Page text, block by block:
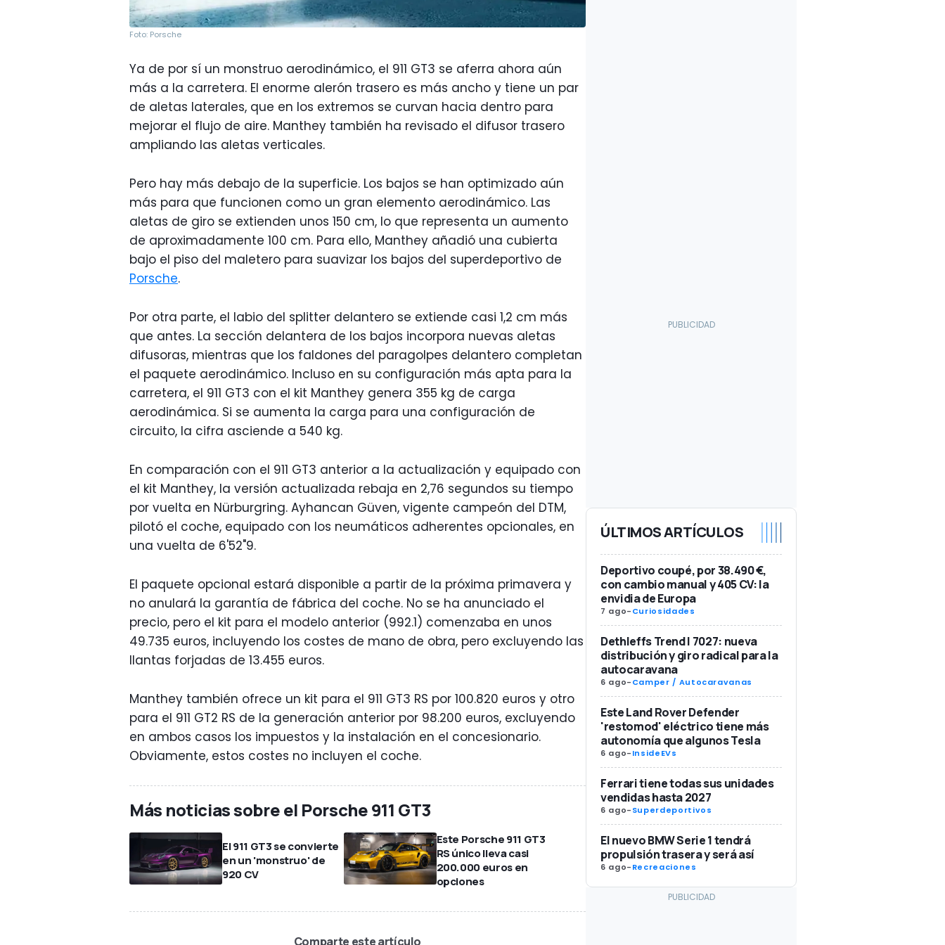
Foto: Porsche
Ya de por sí un monstruo aerodinámico, el 911 GT3 se aferra ahora aún
más a la carretera. El enorme alerón trasero es más ancho y tiene un par
de aletas laterales, que en los extremos se curvan hacia dentro para
mejorar el flujo de aire. Manthey también ha revisado el difusor trasero
ampliando las aletas verticales.
Pero hay más debajo de la superficie. Los bajos se han optimizado aún
más para que funcionen como un gran elemento aerodinámico. Las
aletas de giro se extienden unos 150 cm, lo que representa un aumento
de aproximadamente 100 cm. Para ello, Manthey añadió una cubierta
bajo el piso del maletero para suavizar los bajos del superdeportivo de
Porsche.
Por otra parte, el labio del splitter delantero se extiende casi 1,2 cm más
que antes. La sección delantera de los bajos incorpora nuevas aletas
difusoras, mientras que los faldones del paragolpes delantero completan
el paquete aerodinámico. Incluso en su configuración más apta para la
carretera, el 911 GT3 con el kit Manthey genera 355 kg de carga
aerodinámica. Si se aumenta la carga para una configuración de
circuito, la cifra asciende a 540 kg.
En comparación con el 911 GT3 anterior a la actualización y equipado con
el kit Manthey, la versión actualizada rebaja en 2,76 segundos su tiempo
por vuelta en Nürburgring. Ayhancan Güven, vigente campeón del DTM,
pilotó el coche, equipado con los neumáticos adherentes opcionales, en
una vuelta de 6'52"9.
El paquete opcional estará disponible a partir de la próxima primavera y
no anulará la garantía de fábrica del coche. No se ha anunciado el
precio, pero el kit para el modelo anterior (992.1) comenzaba en unos
49.735 euros, incluyendo los costes de mano de obra, pero excluyendo las
llantas forjadas de 13.455 euros.
Manthey también ofrece un kit para el 911 GT3 RS por 100.820 euros y otro
para el 911 GT2 RS de la generación anterior por 98.200 euros, excluyendo
en ambos casos los impuestos y la instalación en el concesionario.
Obviamente, estos costes no incluyen el coche.
Más noticias sobre el Porsche 911 GT3
El 911 GT3 se convierte
en un 'monstruo' de
920 CV
Este Porsche 911 GT3
RS único lleva casi
200.000 euros en
opciones
Comparte este artículo
ÚLTIMOS ARTÍCULOS
Deportivo coupé, por 38.490 €,
con cambio manual y 405 CV: la
envidia de Europa
7 ago-Curiosidades
Dethleffs Trend I 7027: nueva
distribución y giro radical para la
autocaravana
6 ago-Camper / Autocaravanas
Este Land Rover Defender
'restomod' eléctrico tiene más
autonomía que algunos Tesla
6 ago-InsideEVs
Ferrari tiene todas sus unidades
vendidas hasta 2027
6 ago-Superdeportivos
El nuevo BMW Serie 1 tendrá
propulsión trasera y será así
6 ago-Recreaciones